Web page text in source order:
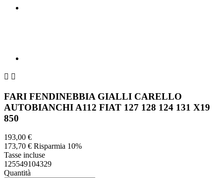
 
FARI FENDINEBBIA GIALLI CARELLO
AUTOBIANCHI A112 FIAT 127 128 124 131 X19
850
193,00 €
173,70 € Risparmia 10%
Tasse incluse
125549104329
Quantità